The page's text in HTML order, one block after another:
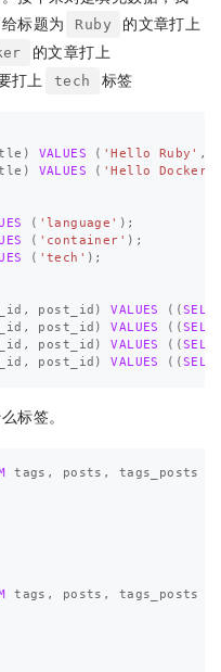
标题为
Ruby 的文章打上
的文章打上
打上 tech 标签
) VALUES ( 'Hello Ruby' ,
) VALUES ( 'Hello Docker'
( 'language' );
( 'container' );
( 'tech' );
, post_id ) VALUES ((
, post_id ) VALUES ((
, post_id ) VALUES ((
, post_id ) VALUES ((
标签。
tags , posts , tags_posts
tags , posts , tags_posts